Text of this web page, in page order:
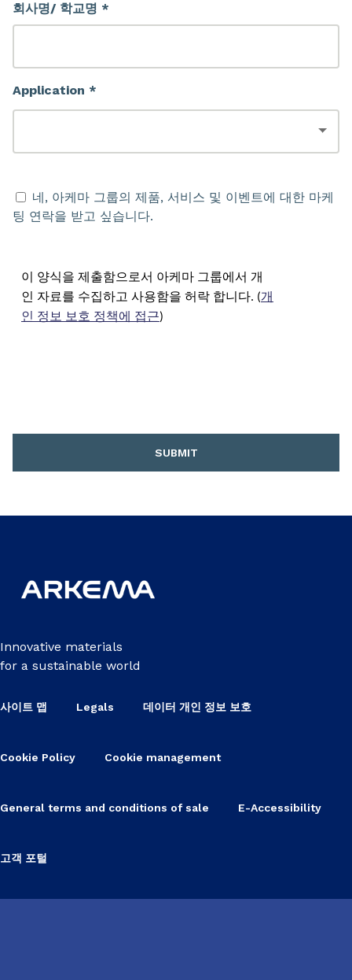
회사명/ 학교명 *
Application *
네, 아케마 그룹의 제품, 서비스 및 이벤트에 대한 마케
팅 연락을 받고 싶습니다.
이 양식을 제출함으로서 아케마 그룹에서 개
인 자료를 수집하고 사용함을 허락 합니다. (개
인 정보 보호 정책에 접근)
SUBMIT
Innovative materials
for a sustainable world
사이트 맵 Legals 데이터 개인 정보 보호
Cookie Policy Cookie management
General terms and conditions of sale E-Accessibility
고객 포털